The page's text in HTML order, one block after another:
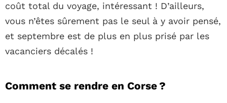
coût total du voyage, intéressant ! D’ailleurs,
vous n’êtes sûrement pas le seul à y avoir pensé,
et septembre est de plus en plus prisé par les
vacanciers décalés !
Comment se rendre en Corse ?